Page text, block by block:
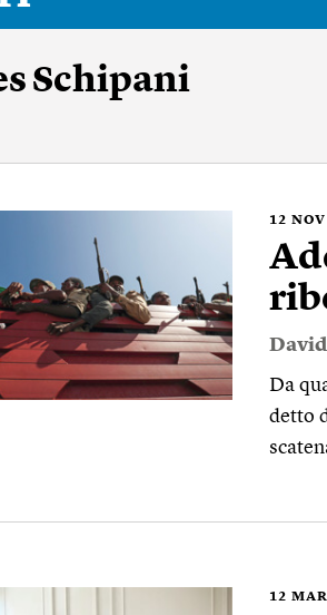
Schipani
12
Da
detto
12